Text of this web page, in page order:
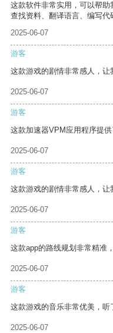
这款软件非常实用，可以帮
查找资料、翻译语言、编写代
2025-06-07
游客
这款游戏的剧情非常感人，让
2025-06-07
游客
这款加速器VPM应用程序提供
2025-06-07
游客
这款游戏的剧情非常感人，让
2025-06-07
游客
这款app的路线规划非常精准
2025-06-07
游客
这款游戏的音乐非常优美，听
2025-06-07